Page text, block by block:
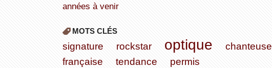
années à venir
MOTS CLÉS
signature rockstar optique
chanteuse
française
tendance
permis